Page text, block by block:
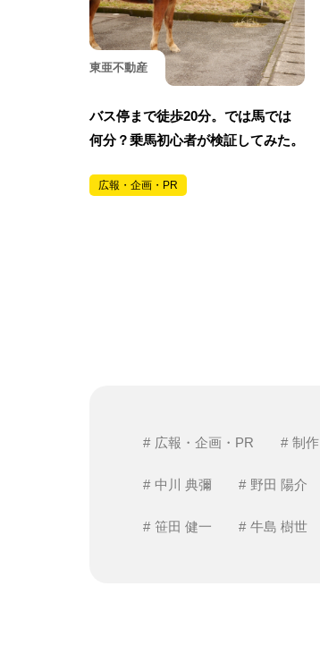
東亜不動産
バス停まで徒歩20分。では馬では
何分？乗馬初心者が検証してみた。
広報・企画・PR
広報・企画・PR 制作
中川 典彌 野田 陽介
笹田 健一 牛島 樹世